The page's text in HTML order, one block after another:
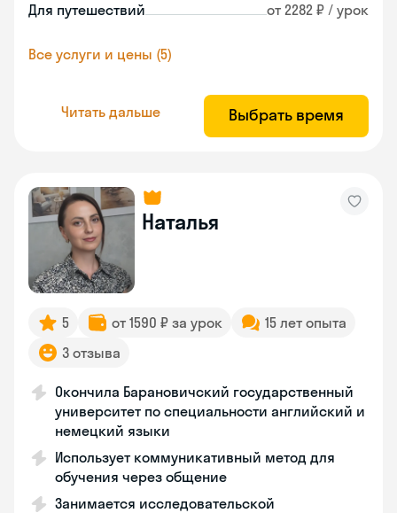
Для путешествий от 2282 ₽ / урок
Все услуги и цены (5)
Читать дальше Выбрать время
Наталья
5 от 1590 ₽ за урок
15 лет опыта
3 отзыва
Окончила Барановичский государственный
университет по специальности английский и
немецкий языки
Использует коммуникативный метод для
обучения через общение
Занимается исследовательской